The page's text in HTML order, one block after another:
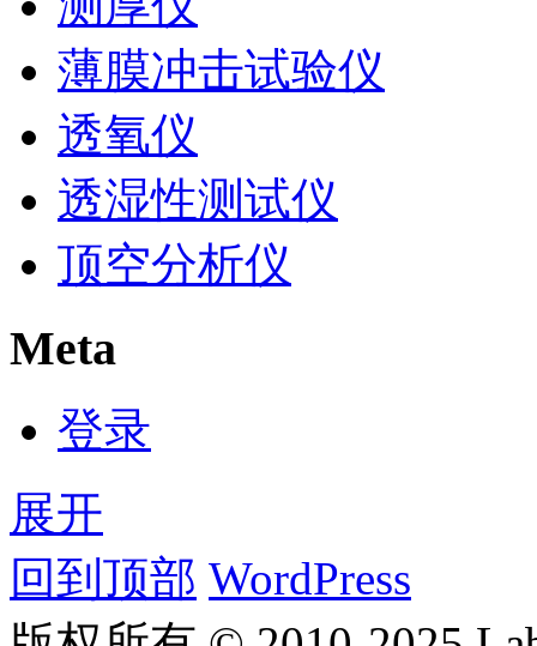
薄膜冲击试验仪
透氧仪
透湿性测试仪
顶空分析仪
Meta
登录
展开
回到顶部 WordPress